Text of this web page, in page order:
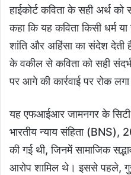
हाईकोर्ट कविता के सही अर्थ
कहा कि यह कविता किसी धर्म
शांति और अहिंसा का संदेश देती
के वकील से कविता को सही
पर आगे की कार्रवाई पर रोक लगा
यह एफआईआर जामनगर के
भारतीय न्याय संहिता
की गई थी, जिनमें सामाजिक
आरोप शामिल थे। इससे पहले,